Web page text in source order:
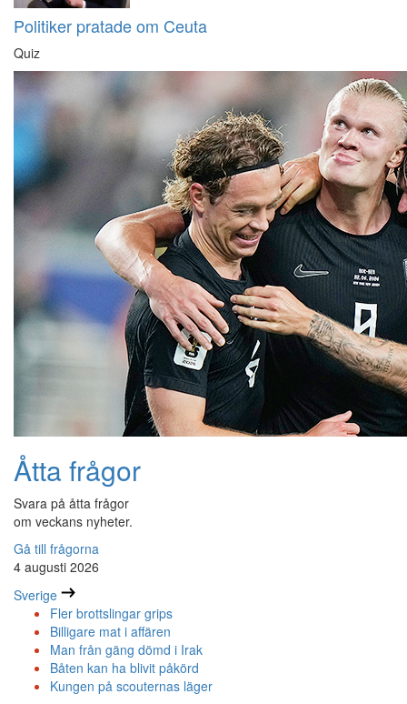
Politiker pratade om Ceuta
Quiz
Åtta frågor
Svara på åtta frågor
om veckans nyheter.
Gå till frågorna
4 augusti 2026
Sverige
Fler brottslingar grips
Billigare mat i affären
Man från gäng dömd i Irak
Båten kan ha blivit påkörd
Kungen på scouternas läger